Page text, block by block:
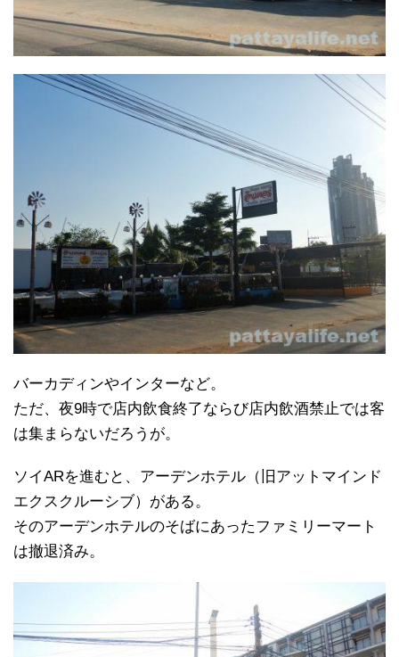
バーカディンやインターなど。
ただ、夜9時で店内飲食終了ならび店内飲酒禁止では客
は集まらないだろうが。
ソイARを進むと、アーデンホテル（旧アットマインド
エクスクルーシブ）がある。
そのアーデンホテルのそばにあったファミリーマート
は撤退済み。